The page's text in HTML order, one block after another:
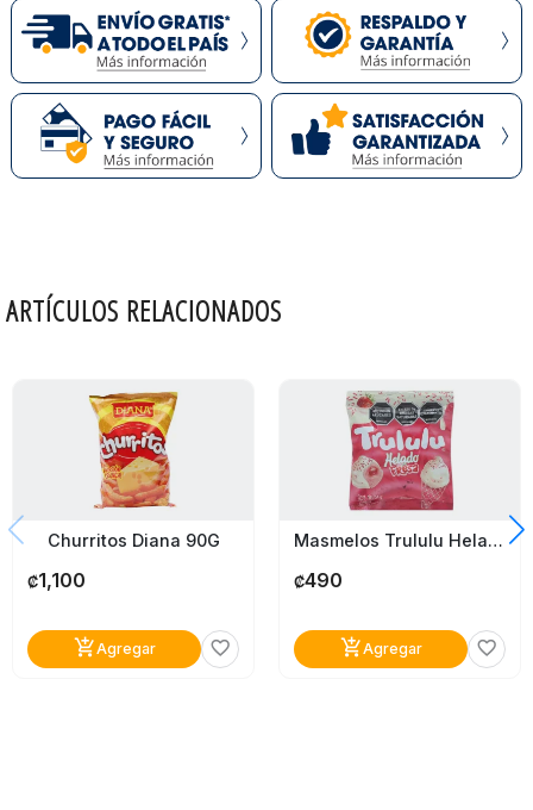
ARTÍCULOS RELACIONADOS
Churritos Diana 90G
₡1,100
add_shopping_cartAgregar favorite_border
Masmelos Trululu Helado De Fresa 54G
₡490
add_shopping_cartAgregar favorite_border